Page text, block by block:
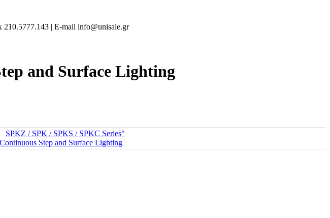
210.5777.143 | E-mail info@unisale.gr
and Surface Lighting